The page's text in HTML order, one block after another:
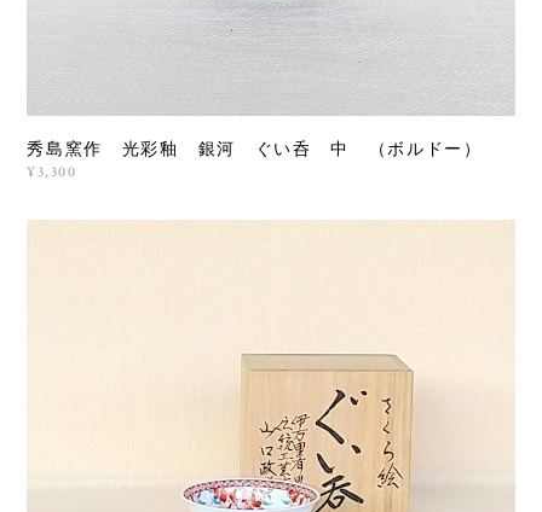
秀島窯作 光彩釉 銀河 ぐい呑 中 （ボルドー）
¥3,300